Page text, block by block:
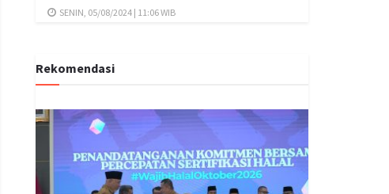
SENIN, 05/08/2024 | 11:06 WIB
Rekomendasi